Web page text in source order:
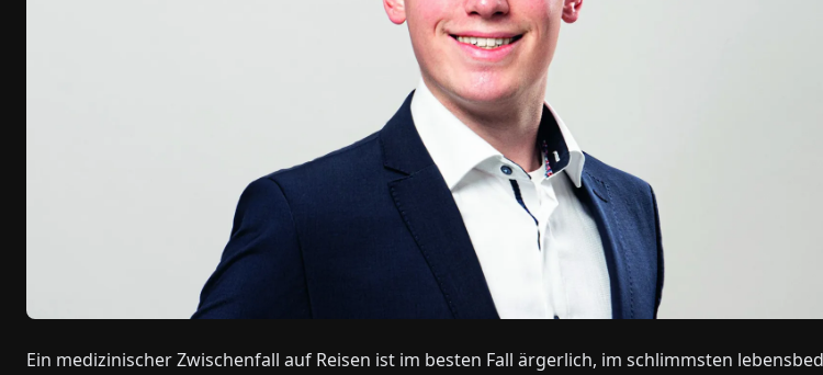
Ein medizinischer Zwischenfall auf Reisen ist im besten Fall ärgerlich, im schlimmsten